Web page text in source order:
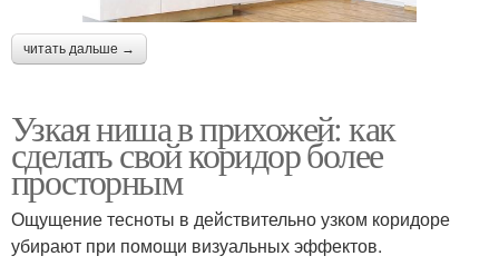
читать дальше →
Узкая ниша в прихожей: как
сделать свой коридор более
просторным
Ощущение тесноты в действительно узком коридоре
убирают при помощи визуальных эффектов.